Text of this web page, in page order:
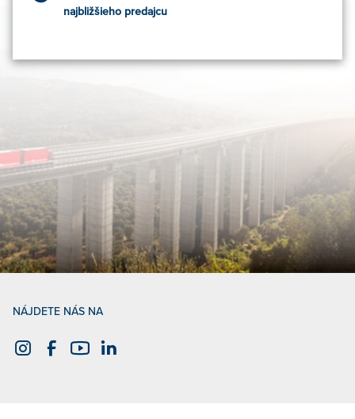
najbližšieho predajcu
NÁJDETE NÁS NA